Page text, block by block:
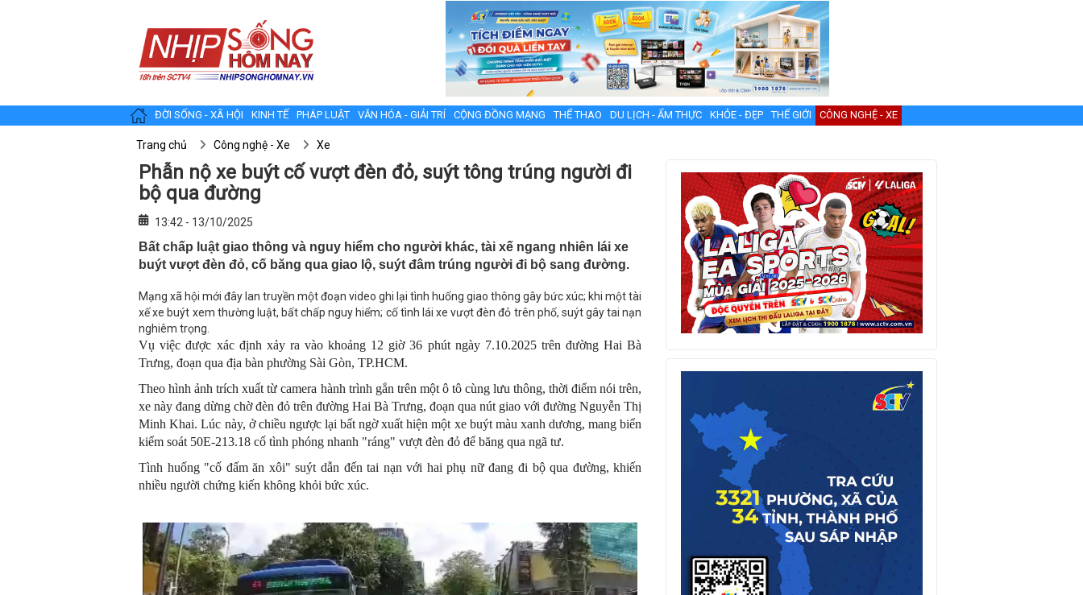
ĐỜI SỐNG - XÃ HỘI KINH TẾ PHÁP LUẬT VĂN HÓA - GIẢI TRÍ CỘNG ĐỒNG MẠNG THỂ THAO DU LỊCH - ẨM THỰC KHỎE - ĐẸP THẾ GIỚI CÔNG NGHỆ - XE
Trang chủ Công nghệ - Xe Xe
Phẫn nộ xe buýt cố vượt đèn đỏ, suýt tông trúng người đi
bộ qua đường
13:42 - 13/10/2025
Bất chấp luật giao thông và nguy hiểm cho người khác, tài xế ngang nhiên lái xe
buýt vượt đèn đỏ, cố băng qua giao lộ, suýt đâm trúng người đi bộ sang đường.
Mạng xã hội mới đây lan truyền một đoạn video ghi lại tình huống giao thông gây bức xúc; khi một tài
xế xe buýt xem thường luật, bất chấp nguy hiểm; cố tình lái xe vượt đèn đỏ trên phố, suýt gây tai nạn
nghiêm trọng.
Vụ việc được xác định xảy ra vào khoảng 12 giờ 36 phút ngày 7.10.2025 trên đường Hai Bà
Trưng, đoạn qua địa bàn phường Sài Gòn, TP.HCM.
Theo hình ảnh trích xuất từ camera hành trình gắn trên một ô tô cùng lưu thông, thời điểm nói trên,
xe này đang dừng chờ đèn đỏ trên đường Hai Bà Trưng, đoạn qua nút giao với đường Nguyễn Thị
Minh Khai. Lúc này, ở chiều ngược lại bất ngờ xuất hiện một xe buýt màu xanh dương, mang biển
kiểm soát 50E-213.18 cố tình phóng nhanh "ráng" vượt đèn đỏ để băng qua ngã tư.
Tình huống "cố đấm ăn xôi" suýt dẫn đến tai nạn với hai phụ nữ đang đi bộ qua đường, khiến
nhiều người chứng kiến không khỏi bức xúc.